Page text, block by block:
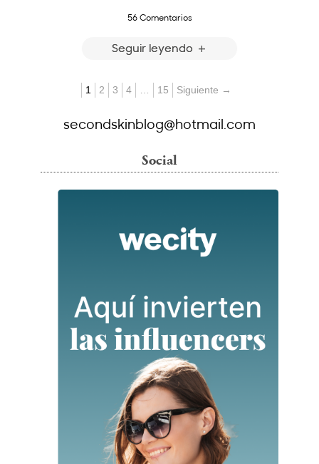
56 Comentarios
Seguir leyendo
1 2 3 4 15 Siguiente →
secondskinblog@hotmail.com
Social